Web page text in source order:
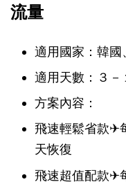
流量
適用國家：韓國
適用天數：３－
方案內容：
飛速輕鬆省款✈
天恢復
飛速超值配款✈